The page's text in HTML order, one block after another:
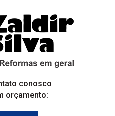
conosco
orçamento: